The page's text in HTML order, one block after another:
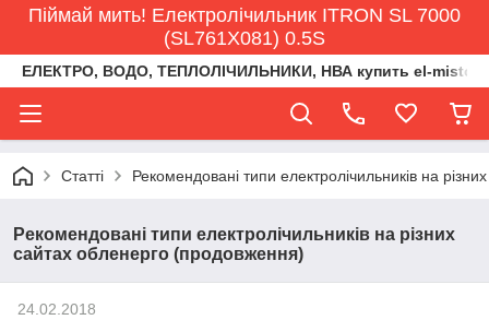
Піймай мить! Електролічильник ITRON SL 7000
(SL761X081) 0.5S
ЕЛЕКТРО, ВОДО, ТЕПЛОЛІЧИЛЬНИКИ, НВА купить el-
Статті Рекомендовані типи електролічильників на
Рекомендовані типи електролічильників на різних
сайтах обленерго (продовження)
24.02.2018